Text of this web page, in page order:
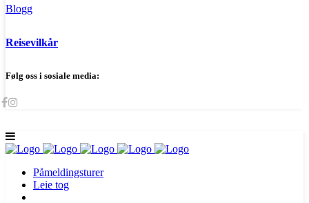
Blogg
Reisevilkår
Følg oss i sosiale media:
Påmeldingsturer
Leie tog